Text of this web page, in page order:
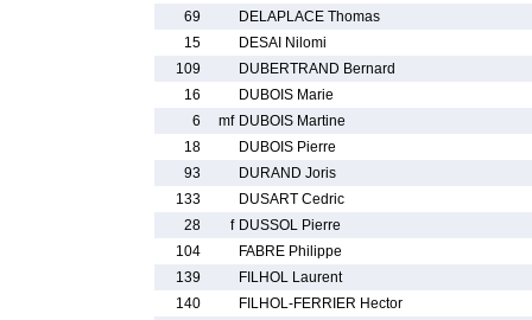
69
DELAPLACE Thomas
15
DESAI Nilomi
109
DUBERTRAND Bernard
16
DUBOIS Marie
6
mf DUBOIS Martine
18
DUBOIS Pierre
93
DURAND Joris
133
DUSART Cedric
28
f DUSSOL Pierre
104
FABRE Philippe
139
FILHOL Laurent
140
FILHOL-FERRIER Hector